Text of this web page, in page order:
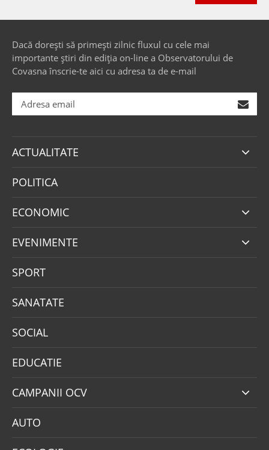
Dacă dorești să primești zilnic fluxul cu cele mai
importante știri din ediția on-line a Observatorului de
Covasna înscrie-te aici cu adresa ta de e-mail
ACTUALITATE
POLITICA
ECONOMIC
EVENIMENTE
SPORT
SANATATE
SOCIAL
EDUCATIE
CAMPANII OCV
AUTO